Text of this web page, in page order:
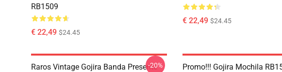
RB1509
€ 22,49 $24.45
€ 22,49 $24.45
Raros Vintage Gojira Banda Presente
-20% Promo!!! Gojira Mochila